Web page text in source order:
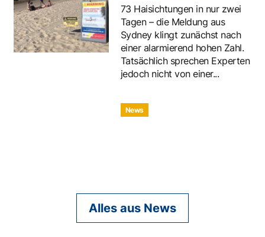
73 Haisichtungen in nur zwei
Tagen – die Meldung aus
Sydney klingt zunächst nach
einer alarmierend hohen Zahl.
Tatsächlich sprechen Experten
jedoch nicht von einer...
News
Alles aus News